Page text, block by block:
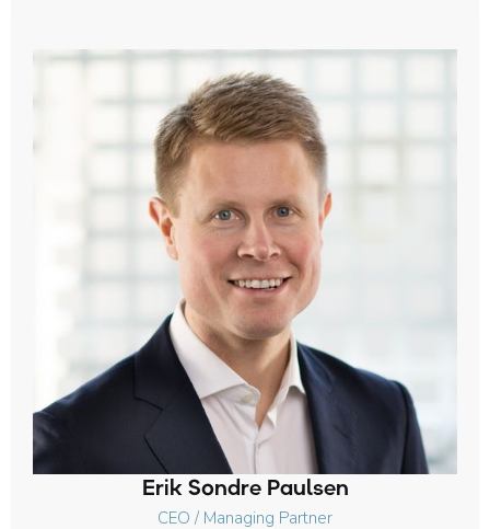
Erik Sondre Paulsen
CEO / Managing Partner